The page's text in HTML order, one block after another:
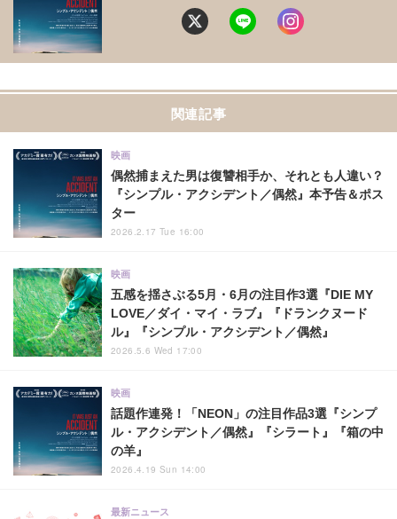
関連記事
偶然捕まえた男は復讐相手か、それとも人違い？
『シンプル・アクシデント／偶然』本予告＆ポス
ター
映画
2026.2.17 Tue 16:00
五感を揺さぶる5月・6月の注目作3選『DIE MY
LOVE／ダイ・マイ・ラブ』『ドランクヌード
ル』『シンプル・アクシデント／偶然』
映画
2026.5.6 Wed 17:00
話題作連発！「NEON」の注目作品3選『シンプ
ル・アクシデント／偶然』『シラート』『箱の中
の羊』
映画
2026.4.19 Sun 14:00
最新ニュース